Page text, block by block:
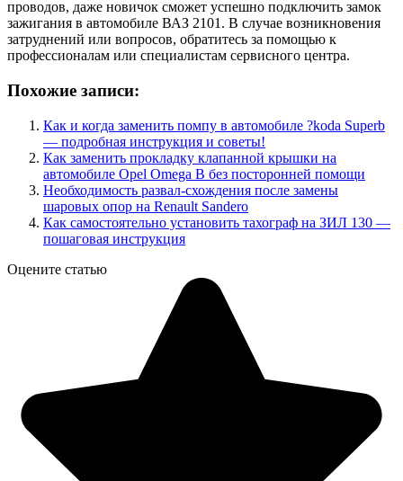
проводов, даже новичок сможет успешно подключить замок
зажигания в автомобиле ВАЗ 2101. В случае возникновения
затруднений или вопросов, обратитесь за помощью к
профессионалам или специалистам сервисного центра.
Похожие записи:
Как и когда заменить помпу в автомобиле ?koda Superb
— подробная инструкция и советы!
Как заменить прокладку клапанной крышки на
автомобиле Opel Omega B без посторонней помощи
Необходимость развал-схождения после замены
шаровых опор на Renault Sandero
Как самостоятельно установить тахограф на ЗИЛ 130 —
пошаговая инструкция
Оцените статью